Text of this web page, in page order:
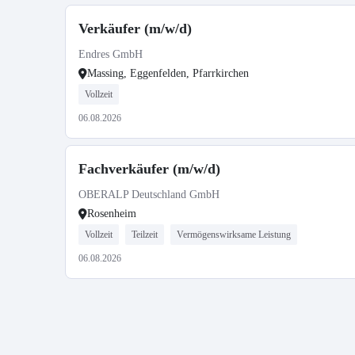
Verkäufer (m/w/d)
Endres GmbH
Massing, Eggenfelden, Pfarrkirchen
Vollzeit
06.08.2026
Fachverkäufer (m/w/d)
OBERALP Deutschland GmbH
Rosenheim
Vollzeit Teilzeit Vermögenswirksame Leistung
06.08.2026